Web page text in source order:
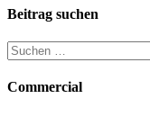
Beitrag suchen
Suchen
nach:
Commercial